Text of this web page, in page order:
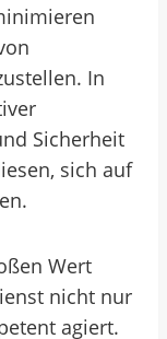
In
Sicherheit
sich auf
Wert
nicht nur
agiert.